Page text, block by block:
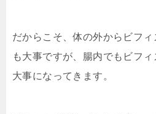
だからこそ、体の外からビフ
も大事ですが、
腸内でもビフ
大事になってきます。